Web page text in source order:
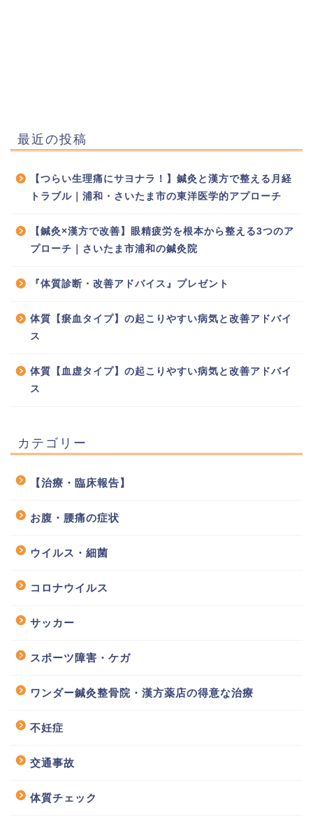
最近の投稿
【つらい生理痛にサヨナラ！】鍼灸と漢方で整える月経
トラブル｜浦和・さいたま市の東洋医学的アプローチ
【鍼灸×漢方で改善】眼精疲労を根本から整える3つのア
プローチ｜さいたま市浦和の鍼灸院
『体質診断・改善アドバイス』プレゼント
体質【瘀血タイプ】の起こりやすい病気と改善アドバイ
ス
体質【血虚タイプ】の起こりやすい病気と改善アドバイ
ス
カテゴリー
【治療・臨床報告】
お腹・腰痛の症状
ウイルス・細菌
コロナウイルス
サッカー
スポーツ障害・ケガ
ワンダー鍼灸整骨院・漢方薬店の得意な治療
不妊症
交通事故
体質チェック